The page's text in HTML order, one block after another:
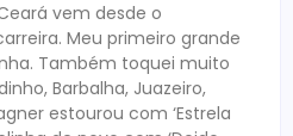
vem desde o
Meu primeiro grande
Também toquei muito
Barbalha, Juazeiro,
estourou com ‘Estrela